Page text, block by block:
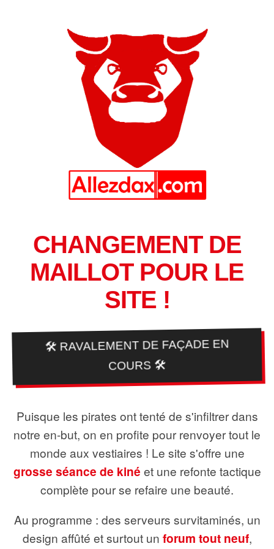
CHANGEMENT DE
MAILLOT POUR LE
SITE !
🛠️ RAVALEMENT DE FAÇADE EN
COURS 🛠️
Puisque les pirates ont tenté de s'infiltrer dans
notre en-but, on en profite pour renvoyer tout le
monde aux vestiaires ! Le site s'offre une
grosse séance de kiné et une refonte tactique
complète pour se refaire une beauté.
Au programme : des serveurs survitaminés, un
design affûté et surtout un forum tout neuf,